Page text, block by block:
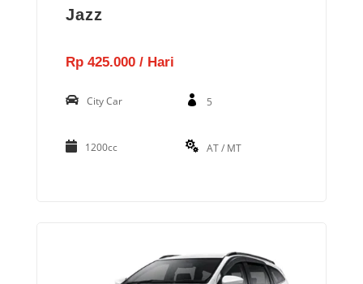
Jazz
Rp 425.000 / Hari
City Car 5
1200cc AT / MT